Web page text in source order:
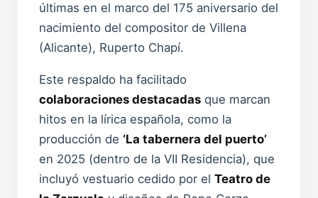
últimas en el marco del 175 aniversario del
nacimiento del compositor de Villena
(Alicante), Ruperto Chapí.
Este respaldo ha facilitado
colaboraciones destacadas que marcan
hitos en la lírica española, como la
producción de ‘La tabernera del puerto’
en 2025 (dentro de la VII Residencia), que
incluyó vestuario cedido por elTeatro de